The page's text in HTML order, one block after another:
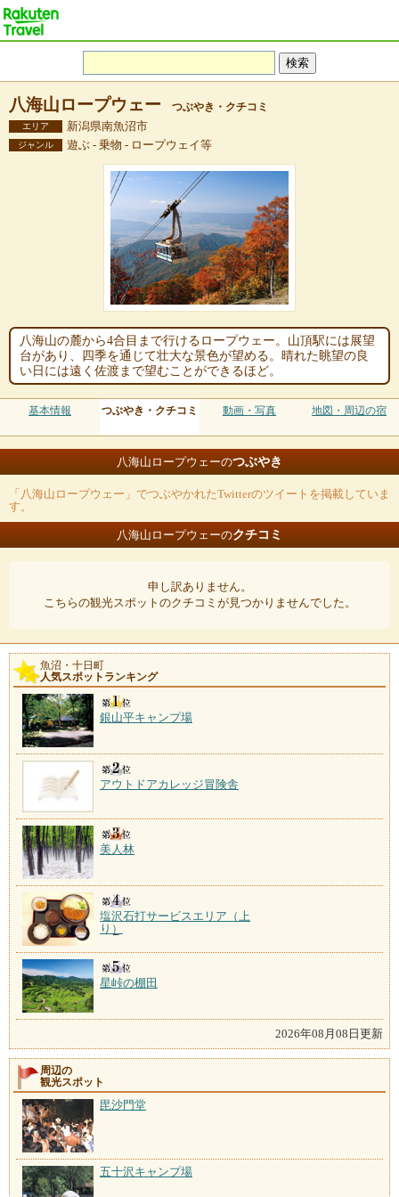
八海山ロープウェー つぶやき・クチコミ
エリア 新潟県南魚沼市
ジャンル 遊ぶ - 乗物 - ロープウェイ等
八海山の麓から4合目まで行けるロープウェー。山頂駅には展望
台があり、四季を通じて壮大な景色が望める。晴れた眺望の良
い日には遠く佐渡まで望むことができるほど。
基本情報 つぶやき・クチコミ 動画・写真 地図・周辺の宿
八海山ロープウェーのつぶやき
「八海山ロープウェー」でつぶやかれたTwitterのツイートを掲載していま
す。
八海山ロープウェーのクチコミ
申し訳ありません。
こちらの観光スポットのクチコミが見つかりませんでした。
魚沼・十日町
人気スポットランキング
銀山平キャンプ場
アウトドアカレッジ冒険舎
美人林
塩沢石打サービスエリア（上
り）
星峠の棚田
2026年08月08日更新
周辺の
観光スポット
毘沙門堂
五十沢キャンプ場